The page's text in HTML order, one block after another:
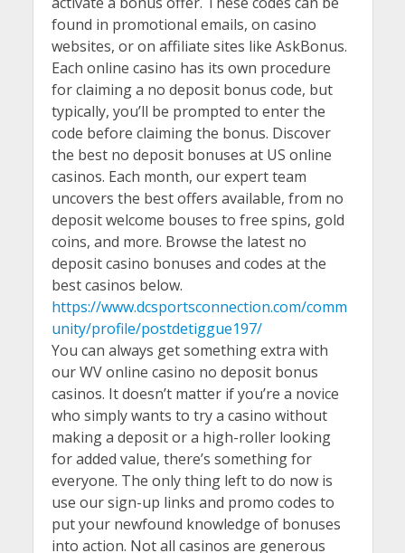
found in promotional emails, on casino
websites, or on affiliate sites like AskBonus.
Each online casino has its own procedure
for claiming a no deposit bonus code, but
typically, you’ll be prompted to enter the
code before claiming the bonus. Discover
the best no deposit bonuses at US online
casinos. Each month, our expert team
uncovers the best offers available, from no
deposit welcome bouses to free spins, gold
coins, and more. Browse the latest no
deposit casino bonuses and codes at the
best casinos below.
https://www.dcsportsconnection.com/comm
unity/profile/postdetiggue197/
You can always get something extra with
our WV online casino no deposit bonus
casinos. It doesn’t matter if you’re a novice
who simply wants to try a casino without
making a deposit or a high-roller looking
for added value, there’s something for
everyone. The only thing left to do now is
use our sign-up links and promo codes to
put your newfound knowledge of bonuses
into action. Not all casinos are generous